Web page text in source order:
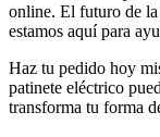
online. El futuro de
estamos aquí para
Haz tu pedido hoy
patinete eléctrico
transforma tu forma